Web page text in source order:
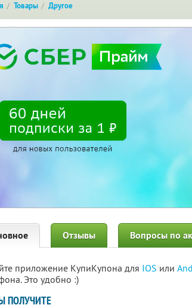
Товары Другое
Отзывы Вопросы по
приложение КупиКупона для IOS или
Это удобно :)
ПОЛУЧИТЕ